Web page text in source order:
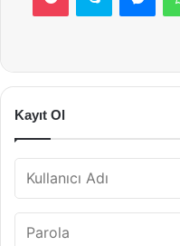
Kayıt Ol